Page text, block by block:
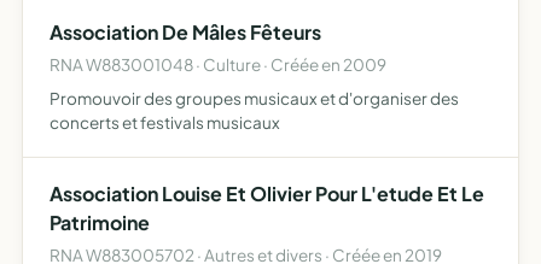
conférences…
Association De Mâles Fêteurs
RNA W883001048 · Culture · Créée en 2009
Promouvoir des groupes musicaux et d'organiser des
concerts et festivals musicaux
Association Louise Et Olivier Pour L'etude Et Le
Patrimoine
RNA W883005702 · Autres et divers · Créée en 2019